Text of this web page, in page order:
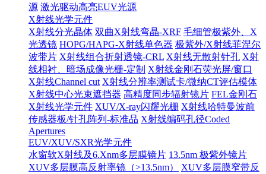
源 激光驱动高亮EUV光源
X射线光学元件
X射线分光晶体 双曲X射线弯晶-XRF 毛细管极紫外、X
光透镜 HOPG/HAPG-X射线单色器 极紫外/X射线菲涅尔
波带片 X射线组合折射透镜-CRL X射线无散射针孔 X射
线相衬、暗场成像光栅-定制 X射线金刚石荧光屏/窗口
X射线Channel cut X射线分辨率测试卡/微纳CT评估模体
X射线中心光束遮挡器 高精度同步辐射镜片 FEL金刚石
X射线光学元件 XUV/X-ray闪耀光栅 X射线哈特曼波前
传感器板/针孔阵列-标准品 X射线编码孔径Coded
Apertures
EUV/XUV/SXR光学元件
水窗软X射线及6.Xnm多层膜镜片 13.5nm 极紫外镜片
XUV多层膜高反射率镜（>13.5nm）
XUV多层膜窄带反